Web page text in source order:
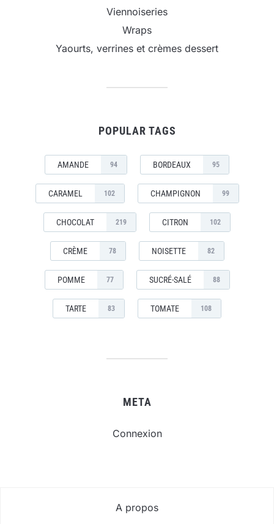
Viennoiseries
Wraps
Yaourts, verrines et crèmes dessert
POPULAR TAGS
AMANDE 94 BORDEAUX 95
CARAMEL 102 CHAMPIGNON 99
CHOCOLAT 219 CITRON 102
CRÈME 78 NOISETTE 82
POMME 77 SUCRÉ-SALÉ 88
TARTE 83 TOMATE 108
META
Connexion
A propos